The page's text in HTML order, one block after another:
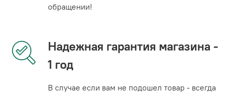
обращении!
Надежная гарантия магазина -
1 год
В случае если вам не подошел товар - всегда